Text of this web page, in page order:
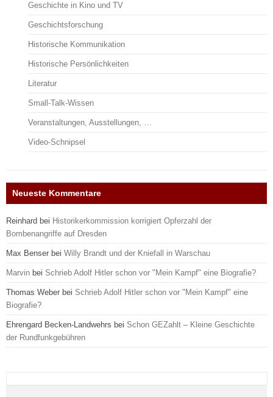
Geschichte in Kino und TV
Geschichtsforschung
Historische Kommunikation
Historische Persönlichkeiten
Literatur
Small-Talk-Wissen
Veranstaltungen, Ausstellungen, …
Video-Schnipsel
Neueste Kommentare
Reinhard bei Historikerkommission korrigiert Opferzahl der
Bombenangriffe auf Dresden
Max Benser bei Willy Brandt und der Kniefall in Warschau
Marvin bei Schrieb Adolf Hitler schon vor "Mein Kampf" eine Biografie?
Thomas Weber bei Schrieb Adolf Hitler schon vor "Mein Kampf" eine
Biografie?
Ehrengard Becken-Landwehrs bei Schon GEZahlt – Kleine Geschichte
der Rundfunkgebühren